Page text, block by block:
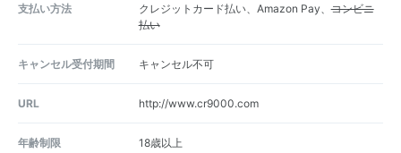
支払い方法 クレジットカード払い、Amazon Pay、コンビニ
払い
キャンセル受付期間 キャンセル不可
URL http://www.cr9000.com
年齢制限 18歳以上